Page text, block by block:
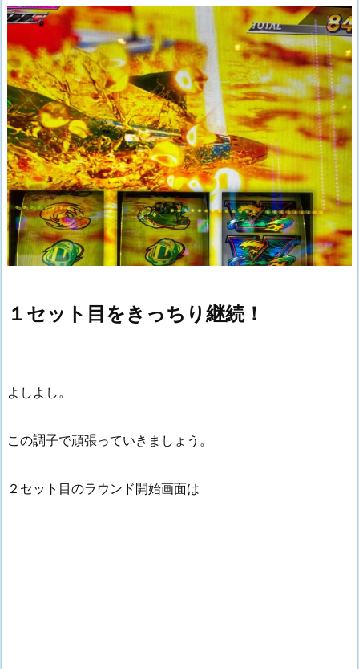
１セット目をきっちり継続！
よしよし。
この調子で頑張っていきましょう。
２セット目のラウンド開始画面は